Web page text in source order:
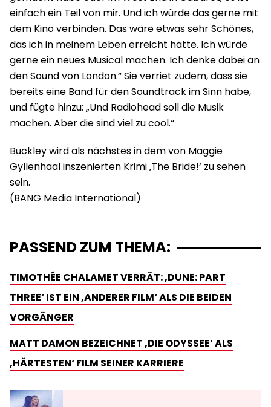
einfach ein Teil von mir. Und ich würde das gerne mit
dem Kino verbinden. Das wäre etwas sehr Schönes,
das ich in meinem Leben erreicht hätte. Ich würde
gerne ein neues Musical machen. Ich denke dabei an
den Sound von London.“ Sie verriet zudem, dass sie
bereits eine Band für den Soundtrack im Sinn habe,
und fügte hinzu: „Und Radiohead soll die Musik
machen. Aber die sind viel zu cool.“
Buckley wird als nächstes in dem von Maggie
Gyllenhaal inszenierten Krimi ‚The Bride!‘ zu sehen
sein.
PASSEND ZUM THEMA:
TIMOTHÉE CHALAMET VERRÄT: ‚DUNE: PART
THREE‘ IST EIN ‚ANDERER FILM‘ ALS DIE BEIDEN
VORGÄNGER
MATT DAMON BEZEICHNET ‚DIE ODYSSEE‘ ALS
‚HÄRTESTEN‘ FILM SEINER KARRIERE